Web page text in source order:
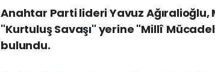
Anahtar Parti lideri Yavuz Ağıralioğlu,
"Kurtuluş Savaşı" yerine "Millî
bulundu.